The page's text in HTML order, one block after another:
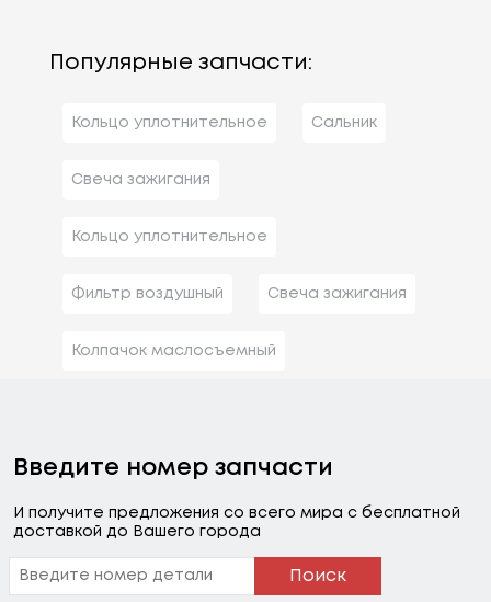
Популярные запчасти:
Кольцо уплотнительное Сальник
Свеча зажигания
Кольцо уплотнительное
Фильтр воздушный Свеча зажигания
Колпачок маслосъемный
Введите номер запчасти
И получите предложения со всего мира с бесплатной
доставкой до Вашего города
Поиск